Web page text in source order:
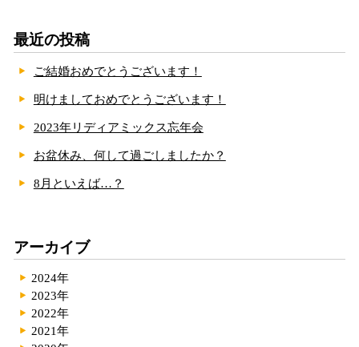
最近の投稿
ご結婚おめでとうございます！
明けましておめでとうございます！
2023年リディアミックス忘年会
お盆休み、何して過ごしましたか？
8月といえば…？
アーカイブ
2024年
2023年
2022年
2021年